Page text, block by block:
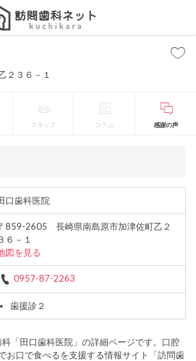
２３６－１
スタッフ コラム 感謝の声
口歯科医院
859-2605 長崎県南島原市加津佐町乙２
６－１
図を見る
0957-87-2263
歯援診２
「田口歯科医院」の詳細ページです。口腔
お口で食べるを支援する情報サイト「訪問歯